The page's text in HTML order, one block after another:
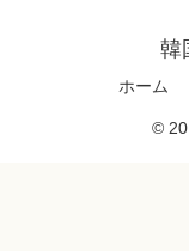
韓
ホーム
©